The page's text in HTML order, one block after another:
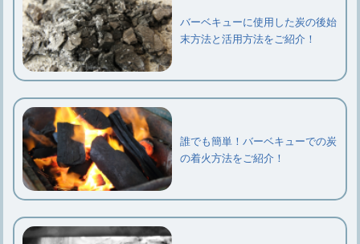
バーベキューに使用した炭の後始
末方法と活用方法をご紹介！
誰でも簡単！バーベキューでの炭
の着火方法をご紹介！